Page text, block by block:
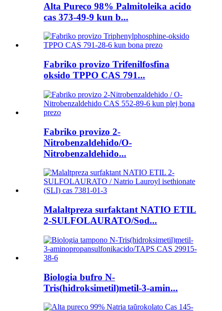
Alta Pureco 98% Palmitoleika acido
cas 373-49-9 kun b...
Fabriko provizo Trifenilfosfina
oksido TPPO CAS 791...
Fabriko provizo 2-
Nitrobenzaldehido/O-
Nitrobenzaldehido...
Malaltpreza surfaktant NATIO ETIL
2-SULFOLAURATO/Sod...
Biologia bufro N-
Tris(hidroksimetil)metil-3-amin...